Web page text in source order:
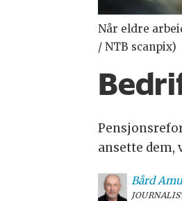
Når eldre
/ NTB scanpix)
ansette dem,
Bård